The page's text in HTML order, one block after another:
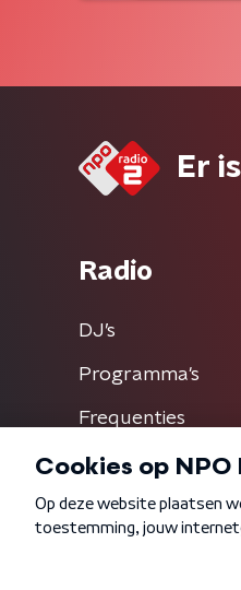
Er
Radio
DJ’s
Programma's
Frequenties
Algemene